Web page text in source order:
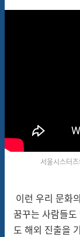
서울시스터
이런 우리 문화
꿈꾸는 사람들
도 해외 진출을